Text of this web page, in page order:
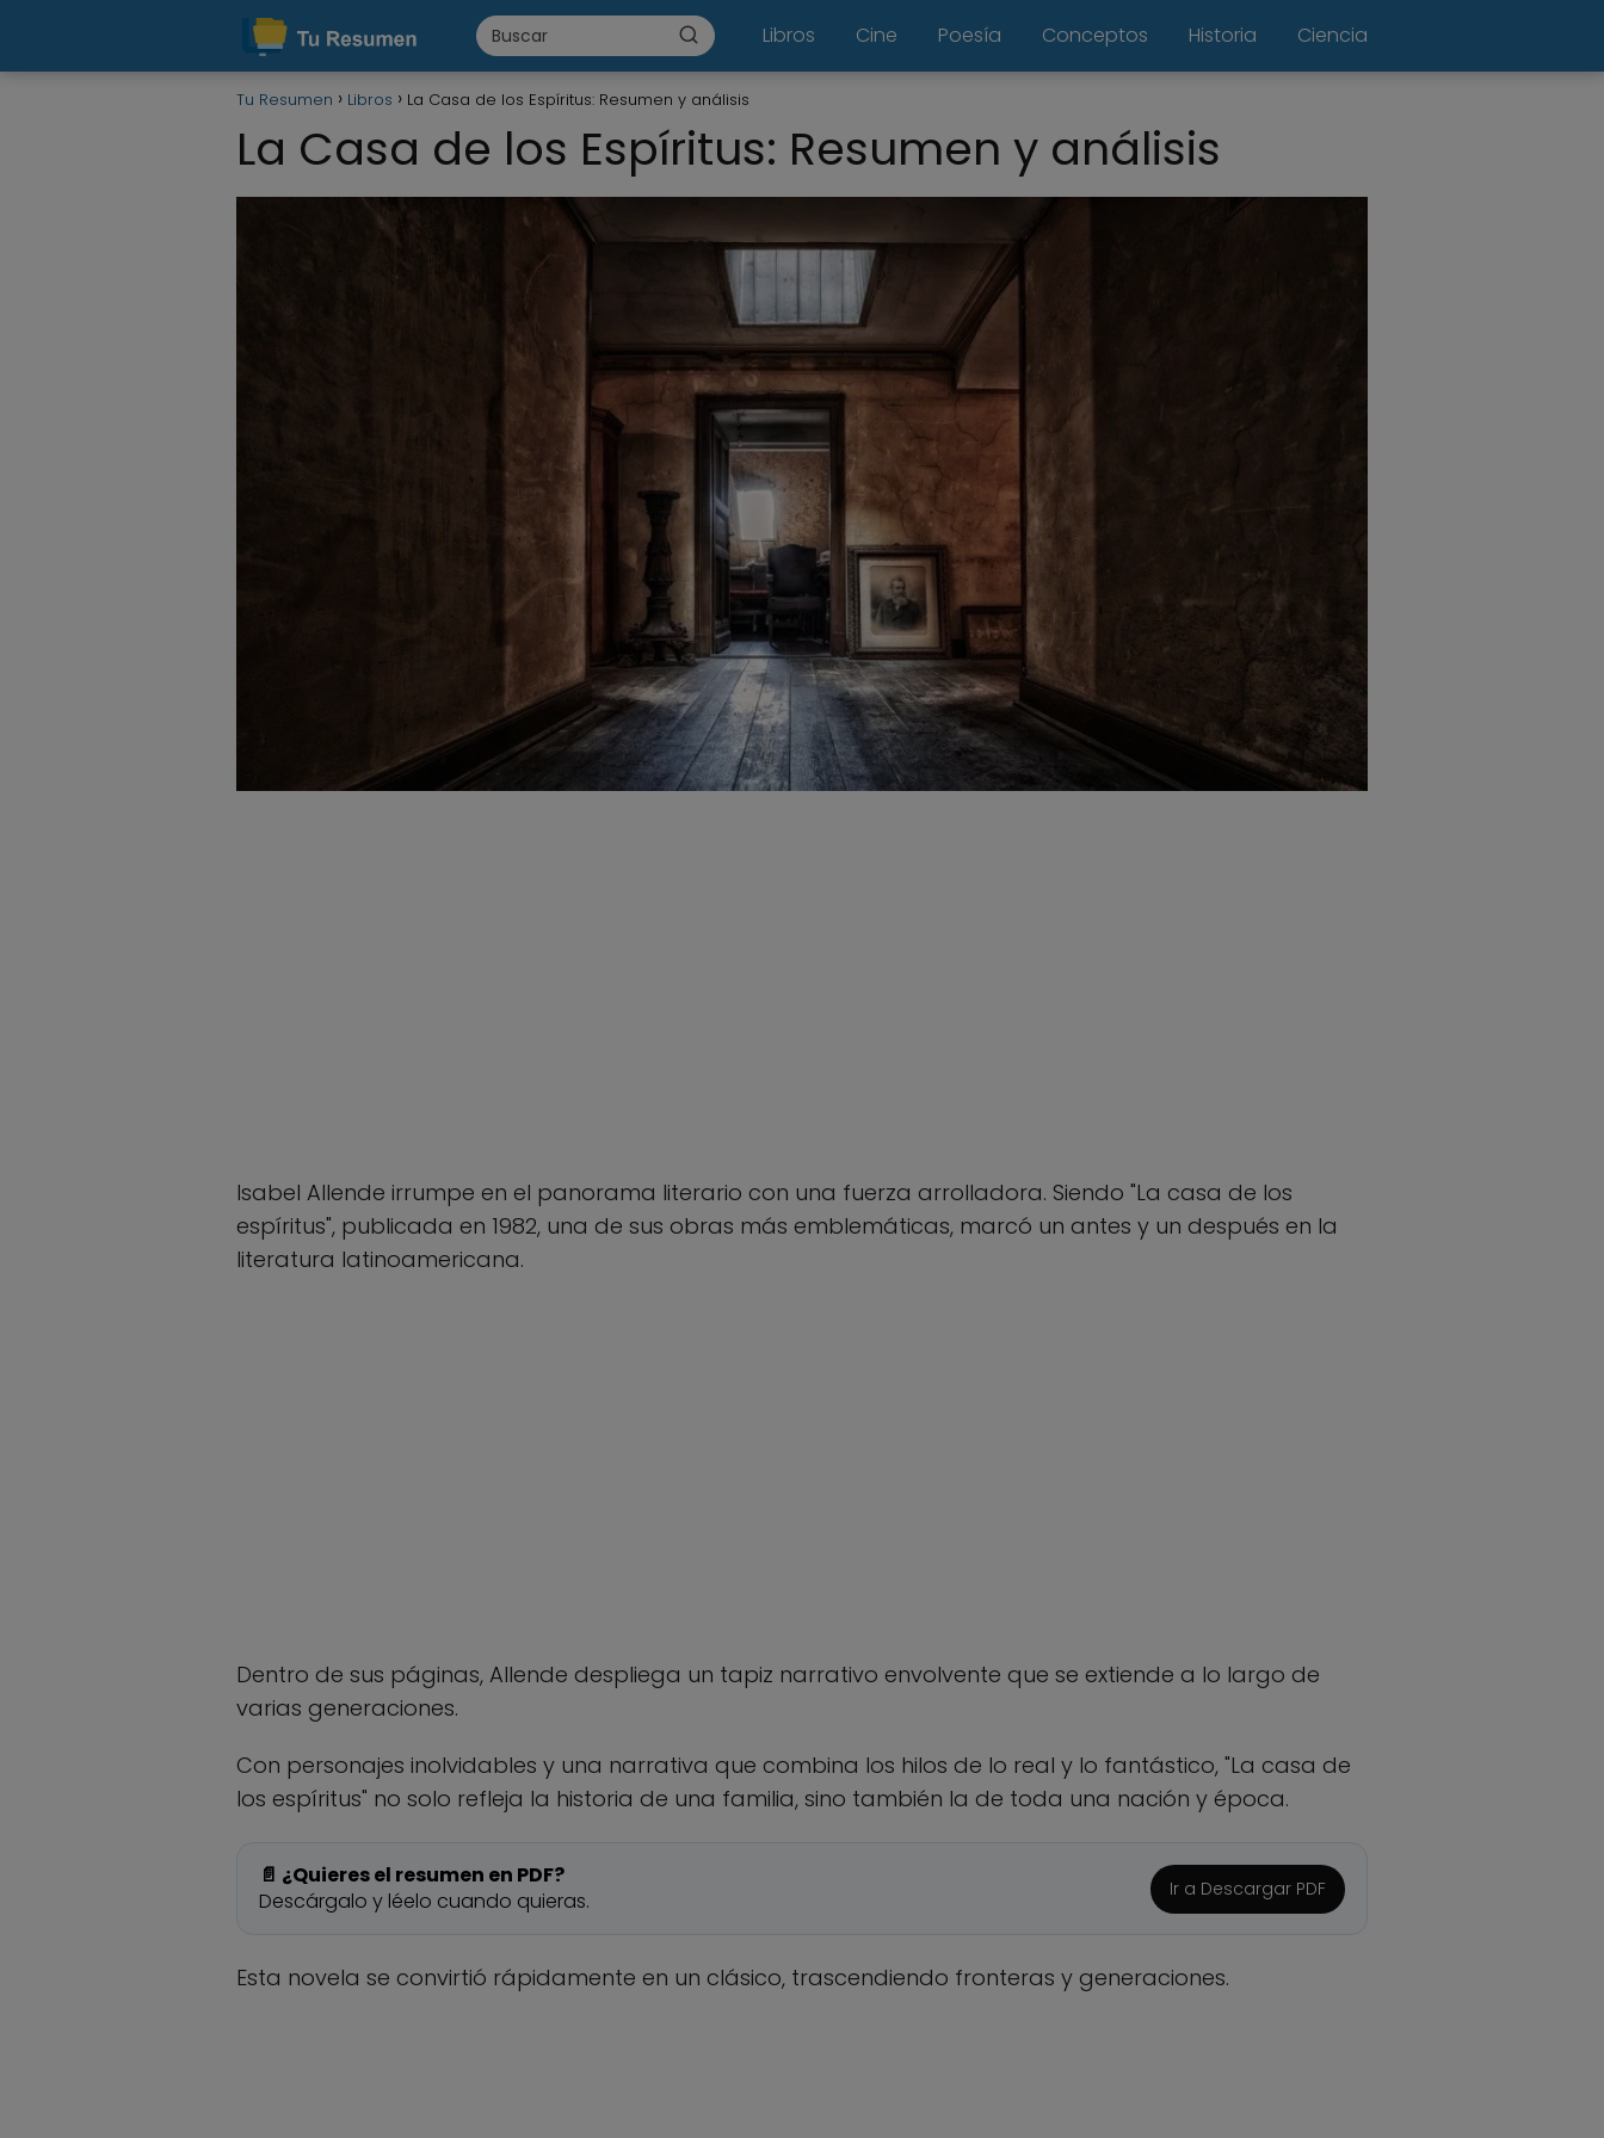
Libros Cine Poesía Conceptos Historia Ciencia
Tu Resumen Libros La Casa de los Espíritus: Resumen y análisis
La Casa de los Espíritus: Resumen y análisis
Isabel Allende irrumpe en el panorama literario con una fuerza arrolladora. Siendo "La casa de los
espíritus", publicada en 1982, una de sus obras más emblemáticas, marcó un antes y un después en la
literatura latinoamericana.
Dentro de sus páginas, Allende despliega un tapiz narrativo envolvente que se extiende a lo largo de
varias generaciones.
Con personajes inolvidables y una narrativa que combina los hilos de lo real y lo fantástico, "La casa de
los espíritus" no solo refleja la historia de una familia, sino también la de toda una nación y época.
📄 ¿Quieres el resumen en PDF?
Descárgalo y léelo cuando quieras.
Ir a Descargar PDF
Esta novela se convirtió rápidamente en un clásico, trascendiendo fronteras y generaciones.